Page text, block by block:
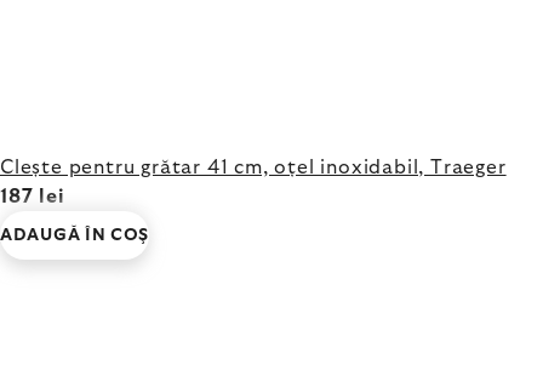
Clește pentru grătar 41 cm, oțel inoxidabil, Traeger
187 lei
ADAUGĂ ÎN COŞ